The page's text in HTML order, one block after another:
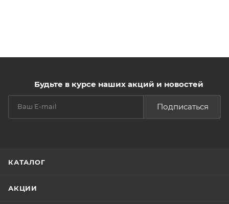
Будьте в курсе наших акций и новостей
Подписаться
КАТАЛОГ
АКЦИИ